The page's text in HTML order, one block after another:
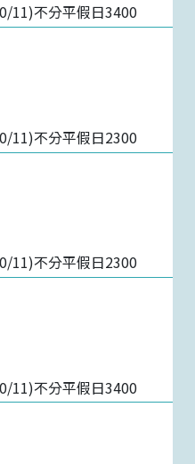
11)不分平假日3400
11)不分平假日2300
11)不分平假日2300
11)不分平假日3400